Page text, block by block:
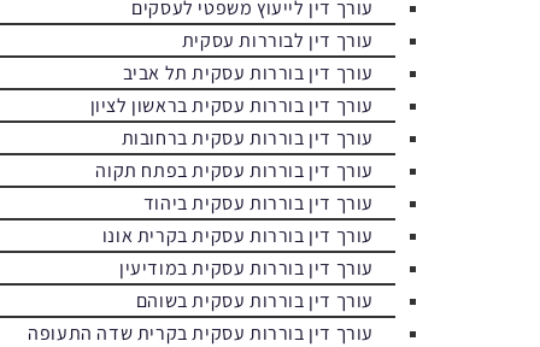
עורך דין לייעוץ משפטי לעסקים
עורך דין לבוררות עסקית
עורך דין בוררות עסקית תל אביב
עורך דין בוררות עסקית בראשון לציון
עורך דין בוררות עסקית ברחובות
עורך דין בוררות עסקית בפתח תקוה
עורך דין בוררות עסקית ביהוד
עורך דין בוררות עסקית בקרית אונו
עורך דין בוררות עסקית במודיעין
עורך דין בוררות עסקית בשוהם
עורך דין בוררות עסקית בקרית שדה התעופה